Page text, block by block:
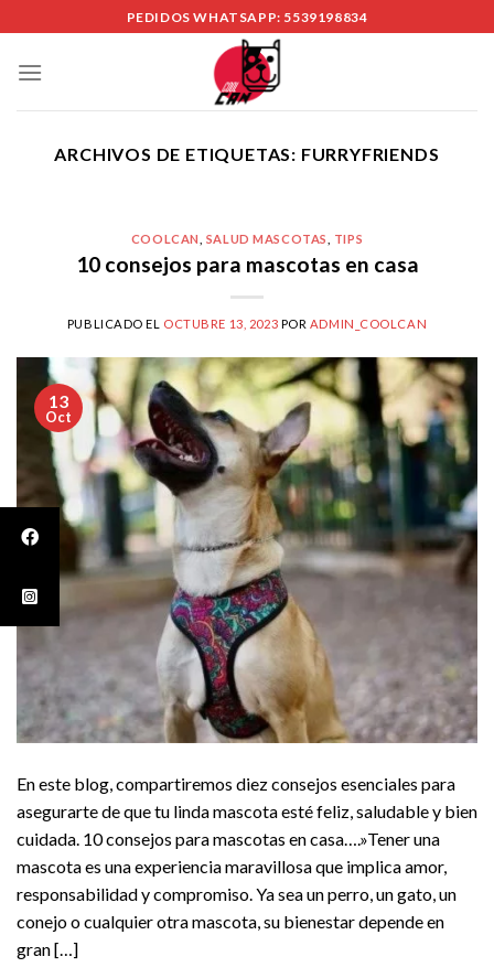
to
content
PEDIDOS WHATSAPP: 5539198834
ARCHIVOS DE ETIQUETAS: FURRYFRIENDS
COOLCAN SALUD MASCOTAS TIPS
10 consejos para mascotas en casa
PUBLICADO EL OCTUBRE 13, 2023 POR ADMIN_COOLCAN
13
Oct
En este blog, compartiremos diez consejos esenciales para
asegurarte de que tu linda mascota esté feliz, saludable y bien
cuidada. 10 consejos para mascotas en casa….»Tener una
mascota es una experiencia maravillosa que implica amor,
responsabilidad y compromiso. Ya sea un perro, un gato, un
conejo o cualquier otra mascota, su bienestar depende en
gran […]